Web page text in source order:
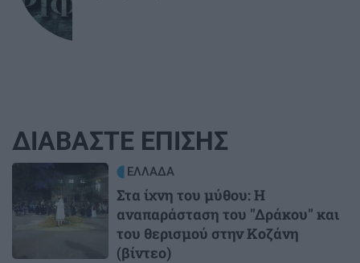
ΔΙΑΒΑΣΤΕ ΕΠΙΣΗΣ
ΕΛΛΑΔΑ
Στα ίχνη του μύθου: Η
αναπαράσταση του "Δράκου" και
του θερισμού στην Κοζάνη
(βίντεο)